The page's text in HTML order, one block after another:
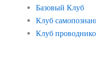
Базовый Клуб
Клуб
Клуб